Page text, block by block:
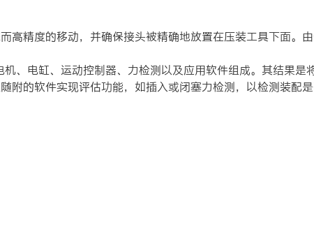
高精度的移动，并确保接头被精确地放置在压装工具下面。
、电缸、运动控制器、力检测以及应用软件组成。其结果是
附的软件实现评估功能，如插入或闭塞力检测，以检测装配